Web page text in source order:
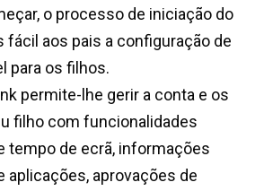
o processo de iniciação do
fácil aos pais a configuração de
para os filhos.
permite-lhe gerir a conta e os
filho com funcionalidades
tempo de ecrã, informações
aplicações, aprovações de